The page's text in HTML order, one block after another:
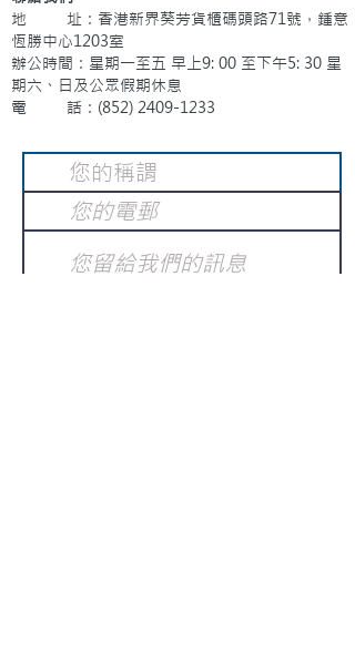
地 址：香港新界葵芳貨櫃碼頭路71號，鍾意
恆勝中心1203室
辦公時間：星期一至五 早上9: 00 至下午5: 30 星
期六、日及公眾假期休息
電 話：(852) 2409-1233